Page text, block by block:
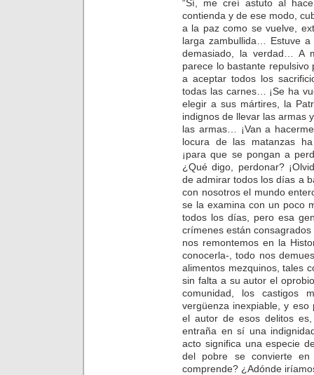
“Sí, me creí astuto al
contienda y de ese modo,
a la paz como se vuelve,
larga zambullida… Estuve
demasiado, la verdad… A
parece lo bastante
a aceptar todos los
todas las carnes… ¡Se ha
elegir a sus mártires, la
indignos de llevar las armas
las armas… ¡Van a
locura de las matanzas
¡para que se pongan a
¿Qué digo, perdonar?
de admirar todos los días a
con nosotros el mundo
se la examina con un poco
todos los días, pero esa
crímenes están
nos remontemos en la
conocerla-, todo nos
alimentos mezquinos, tales
sin falta a su autor el
comunidad, los castigos
vergüenza inexpiable, y
el autor de esos delitos
entraña en sí una
acto significa una especie
del pobre se convierte en
comprende? ¿Adónde